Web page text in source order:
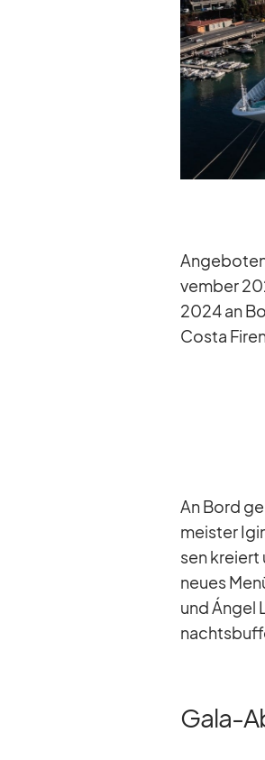
vem­ber
2024 an
Costa
An Bord
meis­ter
sen kre­iert
neues
und Án­gel
Gala-